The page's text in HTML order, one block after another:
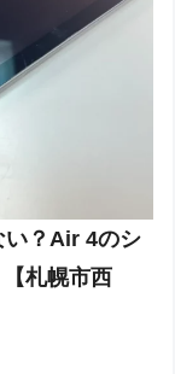
い？Air 4のシ
札幌市西